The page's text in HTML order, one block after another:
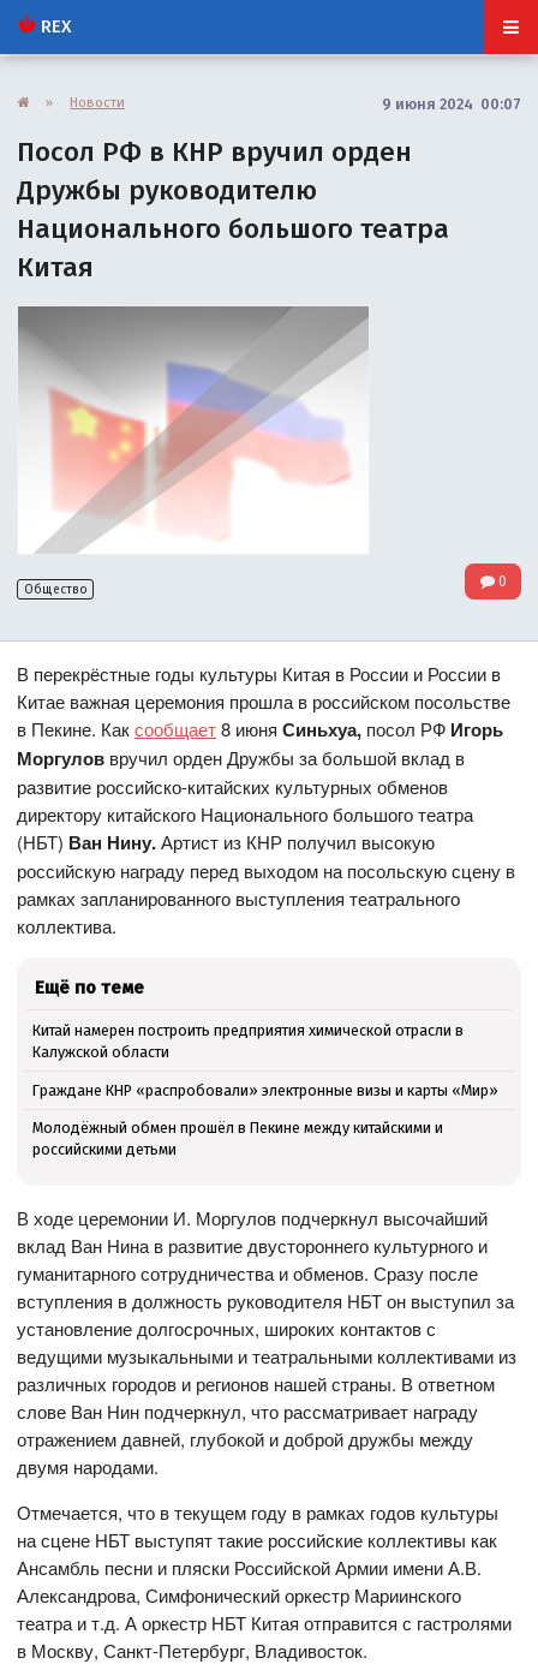
REX
» Новости 9 июня 2024 00:07
Посол РФ в КНР вручил орден
Дружбы руководителю
Национального большого театра
Китая
Общество 0
В перекрёстные годы культуры Китая в России и России в
Китае важная церемония прошла в российском посольстве
в Пекине. Каксообщает8 июняСиньхуа, посол РФ Игорь
Моргулов вручил орден Дружбы за большой вклад в
развитие российско-китайских культурных обменов
директору китайского Национального большого театра
(НБТ) Ван Нину.Артист из КНР получил высокую
российскую награду перед выходом на посольскую сцену в
рамках запланированного выступления театрального
коллектива.
Ещё по теме
Китай намерен построить предприятия химической отрасли в
Калужской области
Граждане КНР «распробовали» электронные визы и карты «Мир»
Молодёжный обмен прошёл в Пекине между китайскими и
российскими детьми
В ходе церемонии И. Моргулов подчеркнул высочайший
вклад Ван Нина в развитие двустороннего культурного и
гуманитарного сотрудничества и обменов. Сразу после
вступления в должность руководителя НБТ он выступил за
установление долгосрочных, широких контактов с
ведущими музыкальными и театральными коллективами из
различных городов и регионов нашей страны. В ответном
слове Ван Нин подчеркнул, что рассматривает награду
отражением давней, глубокой и доброй дружбы между
двумя народами.
Отмечается, что в текущем году в рамках годов культуры
на сцене НБТ выступят такие российские коллективы как
Ансамбль песни и пляски Российской Армии имени А.В.
Александрова, Симфонический оркестр Мариинского
театра и т.д. А оркестр НБТ Китая отправится с гастролями
в Москву, Санкт-Петербург, Владивосток.